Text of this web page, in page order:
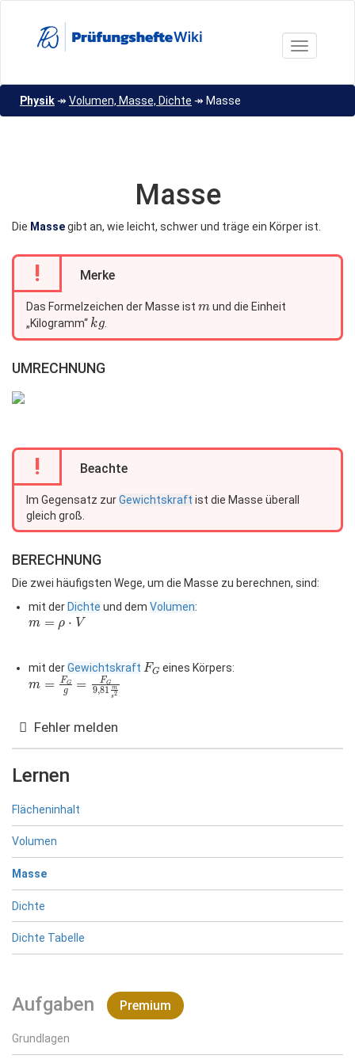
Toggle
Physik↠ Volumen, Masse, Dichte ↠ Masse
Masse
Die Massegibt an, wie leicht, schwer und träge ein Körper ist.
! Merke
Das Formelzeichen der Masse ist m
mund die Einheit
„Kilogramm“ kg
kg
UMRECHNUNG
! Beachte
Im Gegensatz zurGewichtskraft ist die Masse überall
gleich groß.
BERECHNUNG
Die zwei häufigsten Wege, um die Masse zu berechnen, sind:
mit der Dichte und dem Volumen:
m=\rho\cdot
m = ρ ⋅ V
mit derGewichtskraft F_G
FG eines Körpers:
m=\frac{F_G}
m = g
FG
=\frac{F_G}
{9,81\frac{m}
= 9,81
s2
m
FG
Fehler melden
Lernen
Flächeninhalt
Volumen
Masse
Dichte
Dichte Tabelle
Aufgaben Premium
Grundlagen